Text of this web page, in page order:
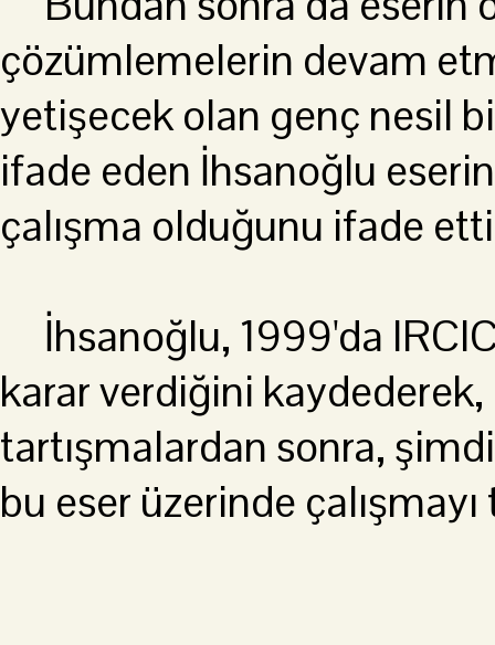
çözümlemelerin devam
yetişecek olan genç nesil
ifade eden İhsanoğlu
çalışma olduğunu ifade
İhsanoğlu, 1999'da
karar verdiğini
tartışmalardan sonra,
bu eser üzerinde